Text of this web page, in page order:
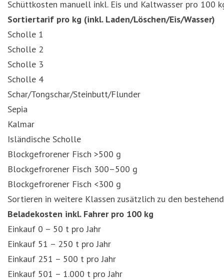
Schüttkosten manuell inkl. Eis und Kaltwasser pro 100
Sortiertarif pro kg (inkl. Laden/Löschen/Eis/Wasser)
Scholle 1
Scholle 2
Scholle 3
Scholle 4
Schar/Tongschar/Steinbutt/Flunder
Sepia
Kalmar
Isländische Scholle
Blockgefrorener Fisch >500 g
Blockgefrorener Fisch 300–500 g
Blockgefrorener Fisch <300 g
Sortieren in weitere Klassen zusätzlich zu den
Beladekosten inkl. Fahrer pro 100 kg
Einkauf 0 – 50 t pro Jahr
Einkauf 51 – 250 t pro Jahr
Einkauf 251 – 500 t pro Jahr
Einkauf 501 – 1.000 t pro Jahr